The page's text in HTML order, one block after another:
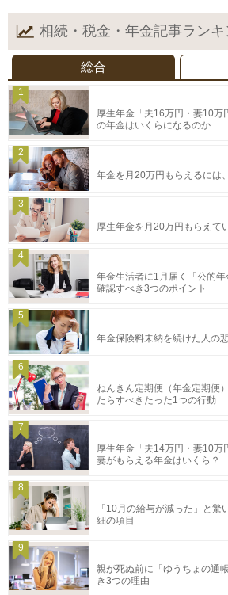
相続・税金・年金記事ラン
総合
1
厚生年金「夫16万円・妻10万
の年金はいくらになるのか
2
年金を月20万円もらえるには
3
厚生年金を月20万円もらえて
4
年金生活者に1月届く「公的
確認すべき3つのポイント
5
年金保険料未納を続けた人の
6
ねんきん定期便（年金定期便
たらすべきたった1つの行動
7
厚生年金「夫14万円・妻10万
妻がもらえる年金はいくら？
8
「10月の給与が減った」と驚
細の項目
9
親が死ぬ前に「ゆうちょの通
き3つの理由